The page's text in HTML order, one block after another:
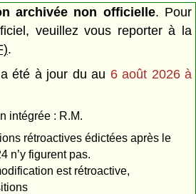
archivée non officielle. Pour
veuillez vous reporter à la
.
été à jour du au 6 août 2026 à
intégrée : R.M.
rétroactives édictées après le
n’y figurent pas.
est rétroactive,